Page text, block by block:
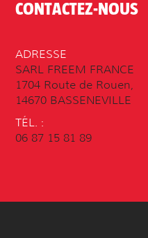
CONTACTEZ-NOUS
ADRESSE
SARL FREEM FRANCE
1704 Route de Rouen,
14670 BASSENEVILLE
TÉL. :
06 87 15 81 89